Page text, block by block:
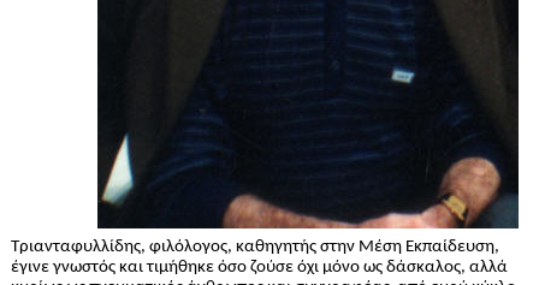
Τριανταφυλλίδης, φιλόλογος, καθηγητής στην Μέση Εκπαίδευση,
έγινε γνωστός και τιμήθηκε όσο ζούσε όχι μόνο ως δάσκαλος, αλλά